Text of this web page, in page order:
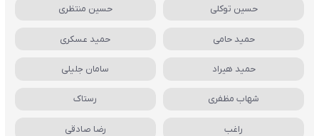
حسین توکلی حسین منتظری
حمید حامی حمید عسکری
حمید هیراد سامان جلیلی
شهاب مظفری رستاک
راغب رضا صادقی